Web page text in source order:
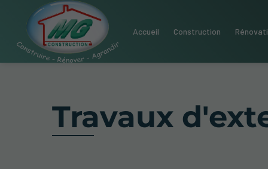
Accueil Construction
Travaux